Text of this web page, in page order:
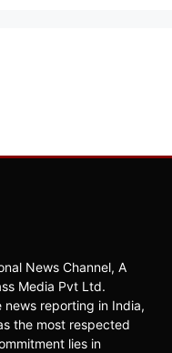
News Channel, A
Media Pvt Ltd.
news reporting in India,
the most respected
lies in